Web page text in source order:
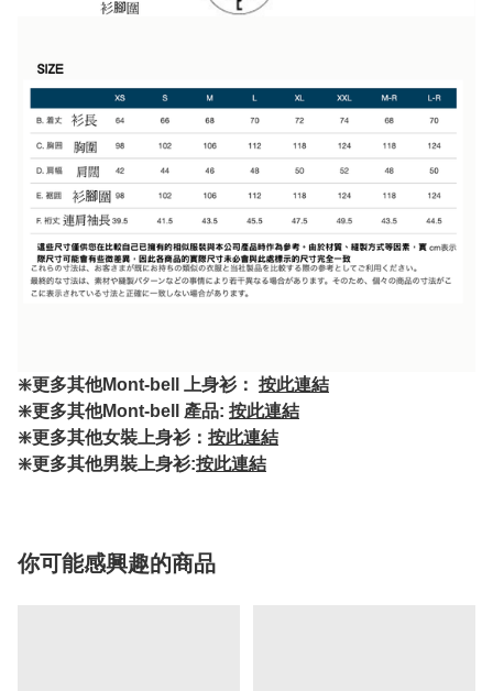
❇️更多其他Mont-bell 上身衫： 按此連結
❇️更多其他Mont-bell 產品: 按此連結
❇️更多其他女裝上身衫： 按此連結
❇️更多其他男裝上身衫:按此連結
你可能感興趣的商品